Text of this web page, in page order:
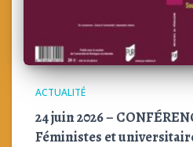
ACTUALITÉ
24 juin 2026 –
Féministes et